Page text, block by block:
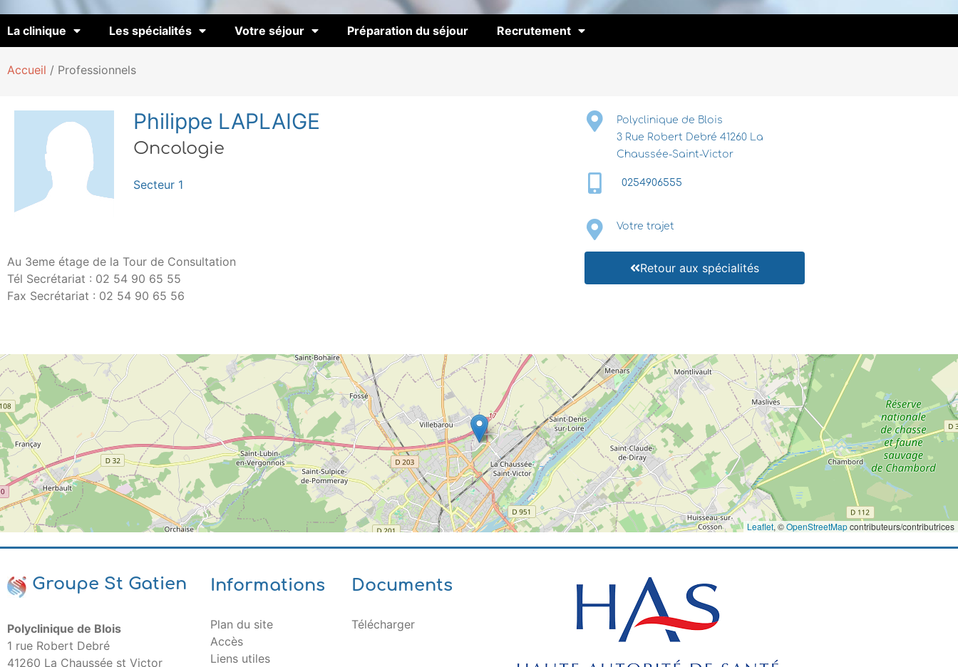
La clinique Les spécialités Votre séjour Préparation du séjour Recrutement
Accueil / Professionnels
Philippe LAPLAIGE
Oncologie
Secteur 1
Au 3eme étage de la Tour de Consultation
Tél Secrétariat : 02 54 90 65 55
Fax Secrétariat : 02 54 90 65 56
Polyclinique de Blois
3 Rue Robert Debré 41260 La
Chaussée-Saint-Victor
0254906555
Votre trajet
Retour aux spécialités
Leaflet, ©OpenStreetMapcontributeurs/contributrices
Groupe St Gatien
Polyclinique de Blois
1 rue Robert Debré
41260 La Chaussée st Victor
Informations
Plan du site
Accès
Liens utiles
Documents
Télécharger